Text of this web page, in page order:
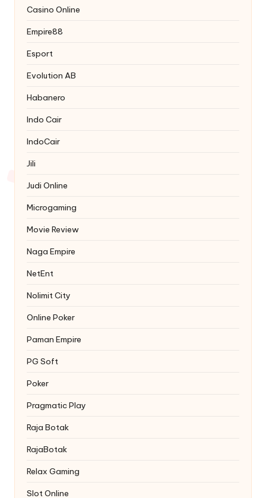
Casino Online
Empire88
Esport
Evolution AB
Habanero
Indo Cair
IndoCair
Jili
Judi Online
Microgaming
Movie Review
Naga Empire
NetEnt
Nolimit City
Online Poker
Paman Empire
PG Soft
Poker
Pragmatic Play
Raja Botak
RajaBotak
Relax Gaming
Slot Online